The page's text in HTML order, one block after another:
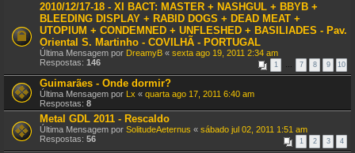
2010/12/17-18 - XI BACT: MASTER + NASHGUL + BBYB +
BLEEDING DISPLAY + RABID DOGS + DEAD MEAT +
UTOPIUM + CONDEMNED + UNFLESHED + BASILIADES - Pav.
Oriental S. Martinho - COVILHÃ - PORTUGAL
Última Mensagem por DreamyB « sexta ago 19, 2011 2:34 am
Respostas: 146 1 … 7 8 9 10
Guimarães - Onde dormir?
Última Mensagem por Lx « quarta ago 17, 2011 6:40 am
Respostas: 8
Metal GDL 2011 - Rescaldo
Última Mensagem por SolitudeAeternus « sábado jul 02, 2011 1:51 am
Respostas: 56 1 2 3 4